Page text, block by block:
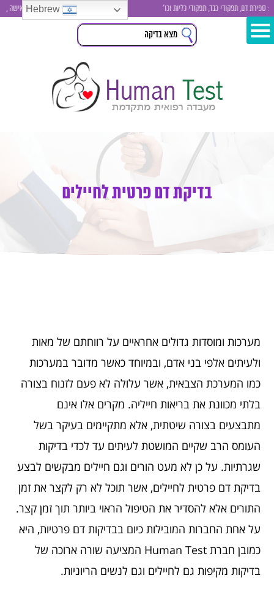
דם, תפקודי כבד, תפקודי כליות וכו' בדיקות סקר לגבר ולאישה , בדיקת
בדיקת דם פרטית לחיילים
מערכות ומוסדות גדולים אחראיים על רווחתם של מאות
ולעיתים אלפי בני אדם, ובמיוחד כאשר מדובר במערכות
כמו המערכת הצבאית, אשר עלולה לא פעם לזנוח בצורה
בלתי מכוונת את בריאות חייליה. מקרים אלו אינם
מתבצעים בצורה שיטתית, אלא מתקיימים בעיקר בשל
העומס הרב שקיים המושטת לעיתים עד לכדי בדיקות
שגרתיות. על כן לא מעט הורים וגם חיילים מבקשים לבצע
בדיקת דם פרטית לחיילים, אשר תוכל לא רק לקצר את זמן
התורים אלא להסדיר את הטיפול הראוי ביותר תוך זמן קצר.
על אחת החברות המובילות כיום בבדיקות דם פרטיות, היא
כמובן חברת Human Test המציעה שורה ארוכה של
בדיקות מקיפות גם לחיילים וגם לנשים הריוניות.
Hebrew